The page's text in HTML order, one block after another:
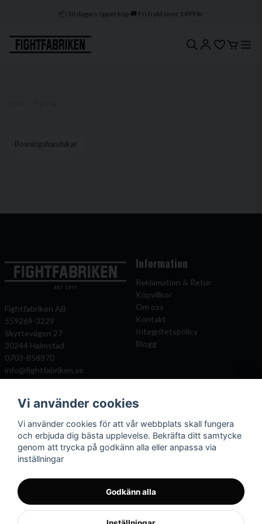
📦 30 dagars öppet köp 🚚 Fri frakt över 1499 kr
🚀 1–3 dagars leverans 🇸🇪 Svenskt lager
Boxningshandskar
Fightfabriken AB
559269-3229
Skyttevägen 27
30244 Halmstad
0703-858870
info@fightfabriken.se
Information
Reklamation & Retur
Köpvillkor
Om oss
Kontakt
Integritetspolicy
Blogg
Mitt konto
Önskelista
Logga in
Registrera dig
Glömt lösenord?
Populära katagorier
Boxningshandskar
Benskydd
Kampsportsskydd
Mittsar
Boxningssäckar
Vi använder cookies
Vi använder cookies för att vår webbplats skall fungera
och erbjuda dig bästa upplevelse. Bekräfta ditt samtycke
genom att trycka på godkänn alla eller anpassa via
inställningar
Godkänn alla